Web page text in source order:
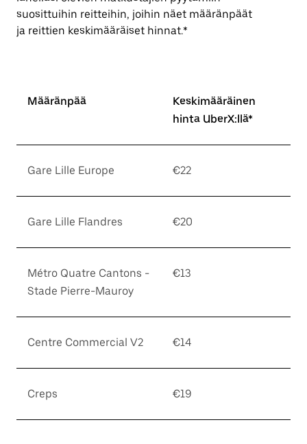
suosittuihin reitteihin, joihin näet määränpäät
ja reittien keskimääräiset hinnat.*
Määränpää
Keskimääräinen
hinta UberX:llä*
Gare Lille Europe €22
Gare Lille Flandres €20
Métro Quatre Cantons -
Stade Pierre-Mauroy
€13
Centre Commercial V2 €14
Creps €19